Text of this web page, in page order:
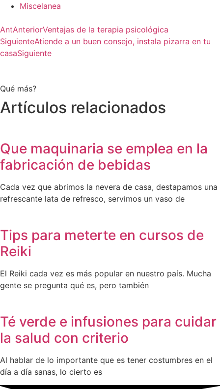
Miscelanea
AntAnteriorVentajas de la terapia psicológica
SiguienteAtiende a un buen consejo, instala pizarra en tu
casaSiguiente
Qué más?
Artículos relacionados
Que maquinaria se emplea en la
fabricación de bebidas
Cada vez que abrimos la nevera de casa, destapamos una
refrescante lata de refresco, servimos un vaso de
Tips para meterte en cursos de
Reiki
El Reiki cada vez es más popular en nuestro país. Mucha
gente se pregunta qué es, pero también
Té verde e infusiones para cuidar
la salud con criterio
Al hablar de lo importante que es tener costumbres en el
día a día sanas, lo cierto es